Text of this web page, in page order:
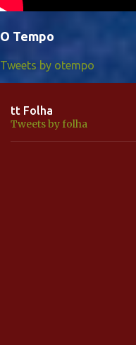
O Tempo
Tweets by otempo
tt Folha
Tweets by folha